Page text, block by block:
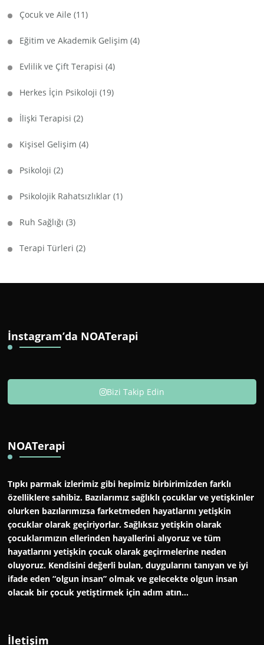
Çocuk ve Aile (11)
Eğitim ve Akademik Gelişim (4)
Evlilik ve Çift Terapisi (4)
Herkes İçin Psikoloji (19)
İlişki Terapisi (2)
Kişisel Gelişim (4)
Psikoloji (2)
Psikolojik Rahatsızlıklar (1)
Ruh Sağlığı (3)
Terapi Türleri (2)
İnstagram’da NOATerapi
Bizi Takip Edin
NOATerapi
Tıpkı parmak izlerimiz gibi hepimiz birbirimizden farklı
özelliklere sahibiz. Bazılarımız sağlıklı çocuklar ve yetişkinler
olurken bazılarımızsa farketmeden hayatlarını yetişkin
çocuklar olarak geçiriyorlar. Sağlıksız yetişkin olarak
çocuklarımızın ellerinden hayallerini alıyoruz ve tüm
hayatlarını yetişkin çocuk olarak geçirmelerine neden
oluyoruz. Kendisini değerli bulan, duygularını tanıyan ve iyi
ifade eden “olgun insan” olmak ve gelecekte olgun insan
olacak bir çocuk yetiştirmek için adım atın…
İletişim